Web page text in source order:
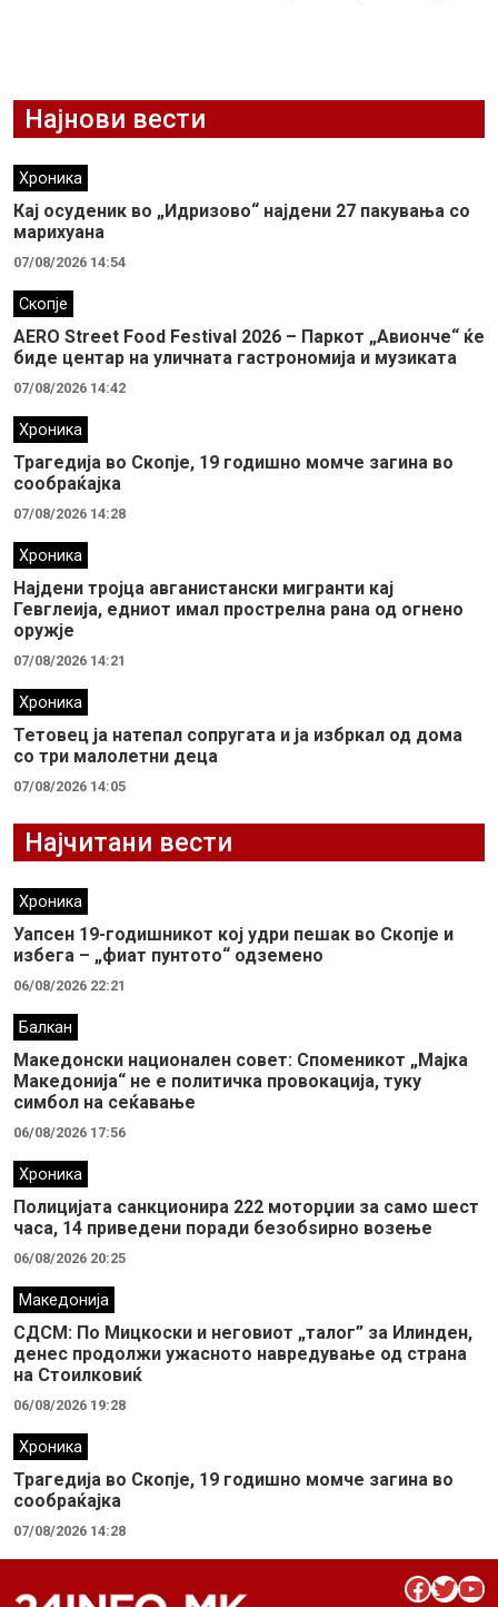
Најнови вести
Хроника
Кај осуденик во „Идризово“ најдени 27 пакувања со
марихуана
07/08/2026 14:54
Скопје
AERO Street Food Festival 2026 – Паркот „Авионче“ ќе
биде центар на уличната гастрономија и музиката
07/08/2026 14:42
Хроника
Трагедија во Скопје, 19 годишно момче загина во
сообраќајка
07/08/2026 14:28
Хроника
Најдени тројца авганистански мигранти кај
Гевглеија, едниот имал прострелна рана од огнено
оружје
07/08/2026 14:21
Хроника
Тетовец ја натепал сопругата и ја избркал од дома
со три малолетни деца
07/08/2026 14:05
Најчитани вести
Хроника
Уапсен 19-годишникот кој удри пешак во Скопје и
избега – „фиат пунтото“ одземено
06/08/2026 22:21
Балкан
Македонски национален совет: Споменикот „Мајка
Македонија“ не е политичка провокација, туку
симбол на сеќавање
06/08/2026 17:56
Хроника
Полицијата санкционира 222 моторџии за само шест
часа, 14 приведени поради безобѕирно возење
06/08/2026 20:25
Македонија
СДСМ: По Мицкоски и неговиот „талог” за Илинден,
денес продолжи ужасното навредување од страна
на Стоилковиќ
06/08/2026 19:28
Хроника
Трагедија во Скопје, 19 годишно момче загина во
сообраќајка
07/08/2026 14:28
Facebook Twitter YouTube